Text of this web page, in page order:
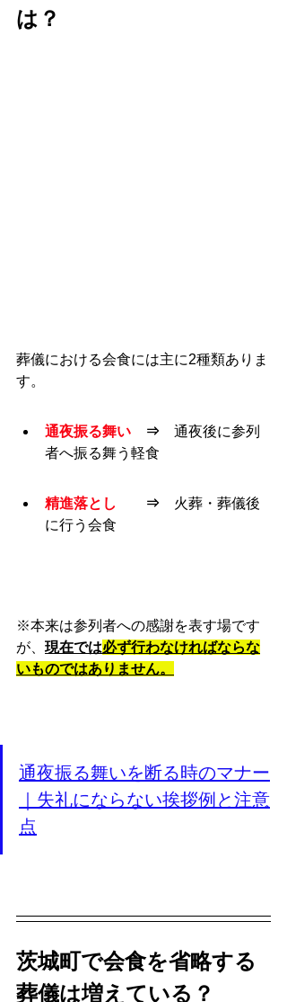
は？
葬儀における会食には主に2種類ありま
す。
通夜振る舞い ⇒ 通夜後に参列
者へ振る舞う軽食
精進落とし ⇒ 火葬・葬儀後
に行う会食
※本来は参列者への感謝を表す場です
が、 現在では必ず行わなければならな
いものではありません。
通夜振る舞いを断る時のマナー
｜失礼にならない挨拶例と注意
点
茨城町で会食を省略する
葬儀は増えている？